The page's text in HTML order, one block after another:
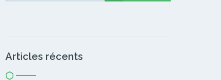
Articles récents